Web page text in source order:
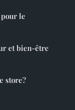
le
et bien-être
store?